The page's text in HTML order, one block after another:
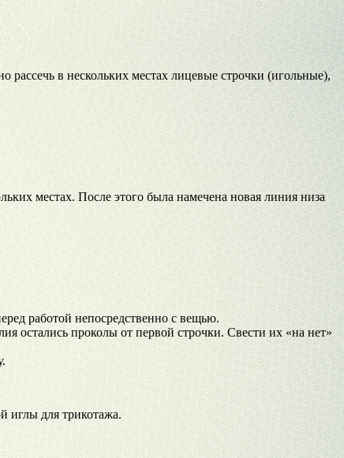
в нескольких местах лицевые строчки (игольные),
местах. После этого была намечена новая линия низа
работой непосредственно с вещью.
остались проколы от первой строчки. Свести их «на нет»
иглы для трикотажа.